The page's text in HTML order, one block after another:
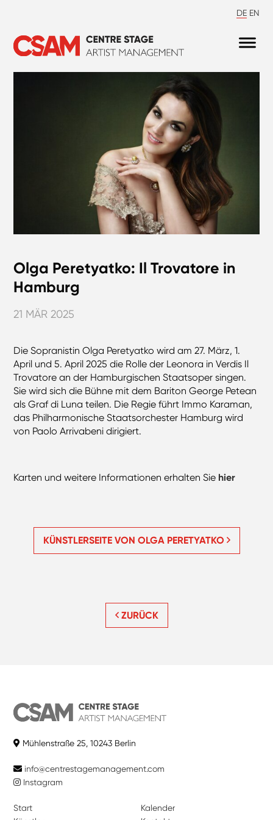
DE EN
Olga Peretyatko: Il Trovatore in
Hamburg
21 MÄR 2025
Die Sopranistin Olga Peretyatko wird am 27. März, 1.
April und 5. April 2025 die Rolle der Leonora in Verdis Il
Trovatore an der Hamburgischen Staatsoper singen.
Sie wird sich die Bühne mit dem Bariton George Petean
als Graf di Luna teilen. Die Regie führt Immo Karaman,
das Philharmonische Staatsorchester Hamburg wird
von Paolo Arrivabeni dirigiert.
Karten und weitere Informationen erhalten Sie hier
KÜNSTLERSEITE VON OLGA PERETYATKO
ZURÜCK
Mühlenstraße 25, 10243 Berlin
info@centrestagemanagement.com
Instagram
Start
Kalender